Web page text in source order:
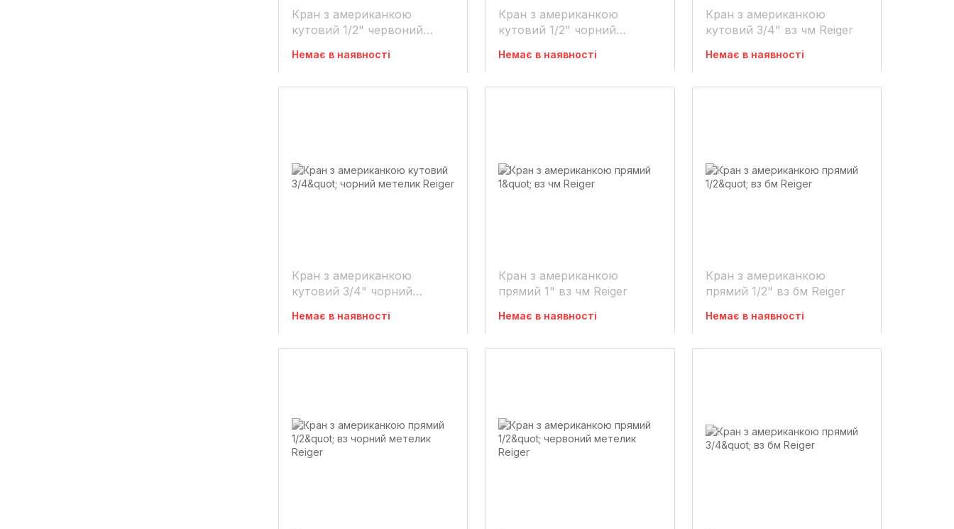
Кран з американкою
кутовий 1/2" червоний
Немає в наявності
Кран з американкою
кутовий 1/2" чорний
Немає в наявності
Кран з американкою
кутовий 3/4" вз чм Reiger
Немає в наявності
Кран з американкою
кутовий 3/4" чорний
Немає в наявності
Кран з американкою
прямий 1" вз чм Reiger
Немає в наявності
Кран з американкою
прямий 1/2" вз бм Reiger
Немає в наявності